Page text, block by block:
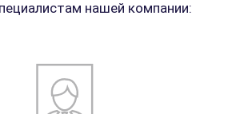
нашей компании: